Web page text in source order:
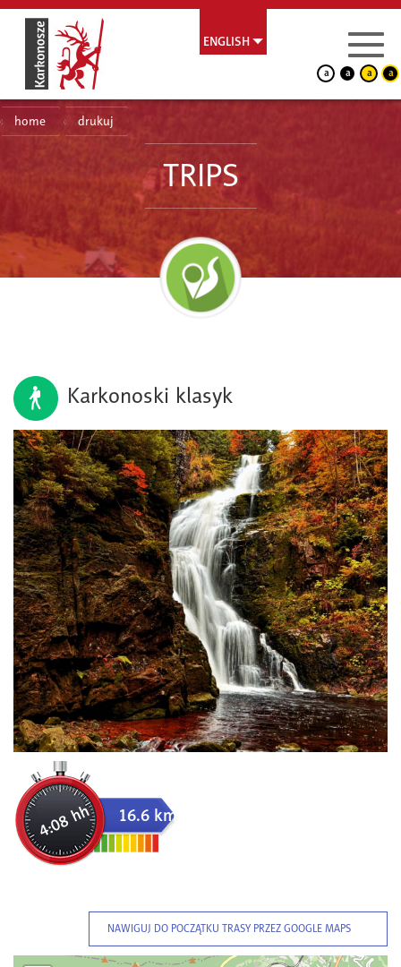
ENGLISH
a a a a
home drukuj
TRIPS
Karkonoski klasyk
4:08 hh 16.6 km
NAWIGUJ DO POCZĄTKU TRASY PRZEZ GOOGLE MAPS